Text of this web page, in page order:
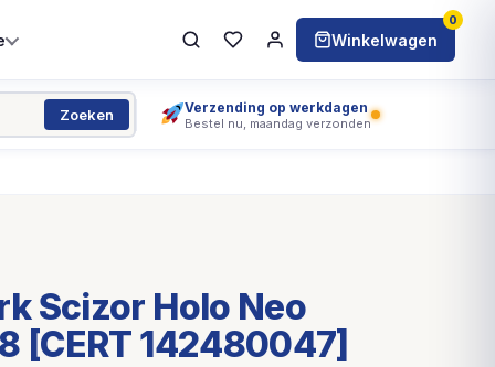
Winkelwagen
0
Zoeken Verzending op werkdagen
Bestel nu, maandag verzonden
Scizor Holo Neo
[CERT 142480047]